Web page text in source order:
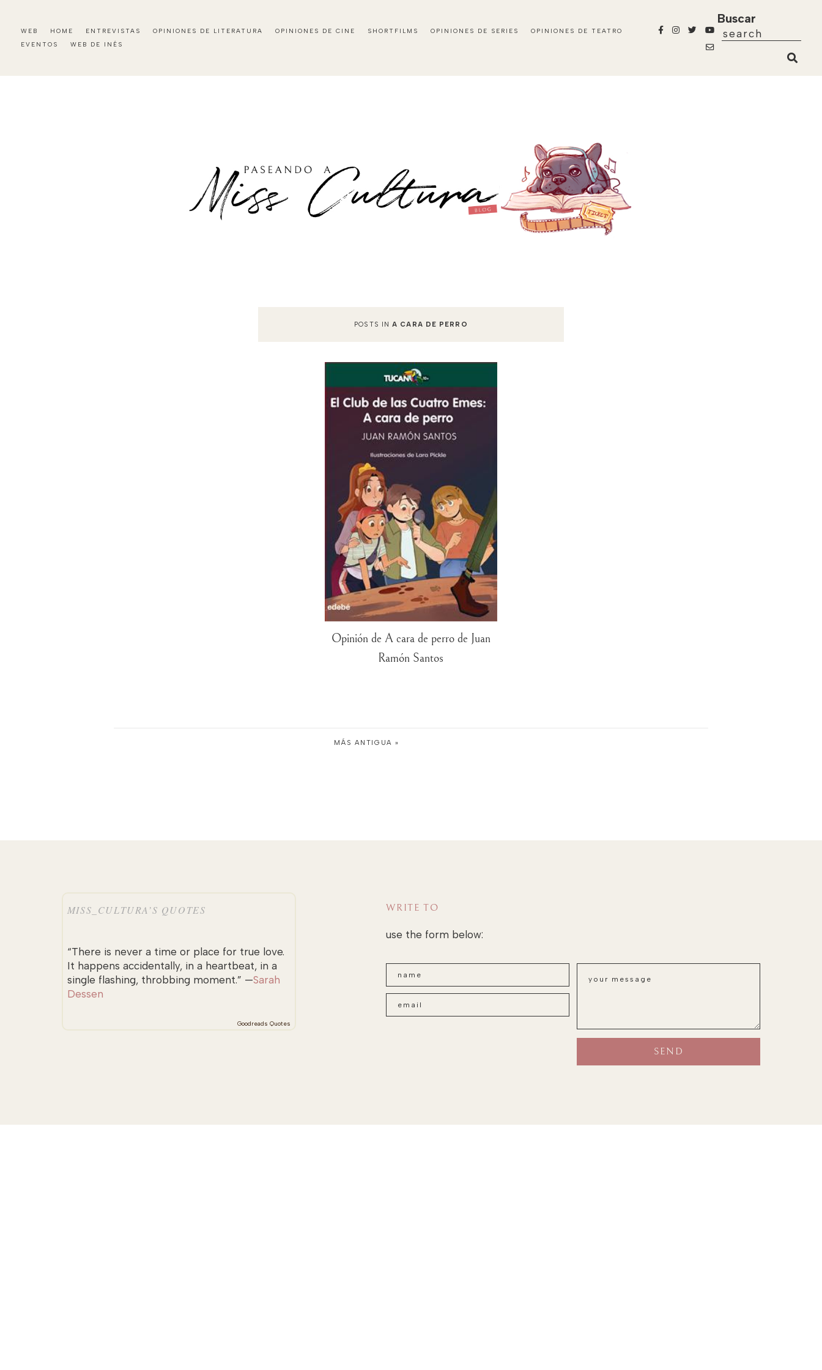
WEB HOME ENTREVISTAS OPINIONES DE LITERATURA OPINIONES DE CINE SHORTFILMS OPINIONES DE SERIES
OPINIONES DE TEATRO
EVENTOS
WEB DE INÉS
Buscar
POSTS INA CARA DE PERRO
Opinión de A cara de perro de Juan
Ramón Santos
MÁS ANTIGUA »
MISS_CULTURA’S QUOTES
“There is never a time or place for true love.
It happens accidentally, in a heartbeat, in a
single flashing, throbbing moment.” —Sarah
Dessen
Goodreads Quotes
WRITE TO
use the form below: